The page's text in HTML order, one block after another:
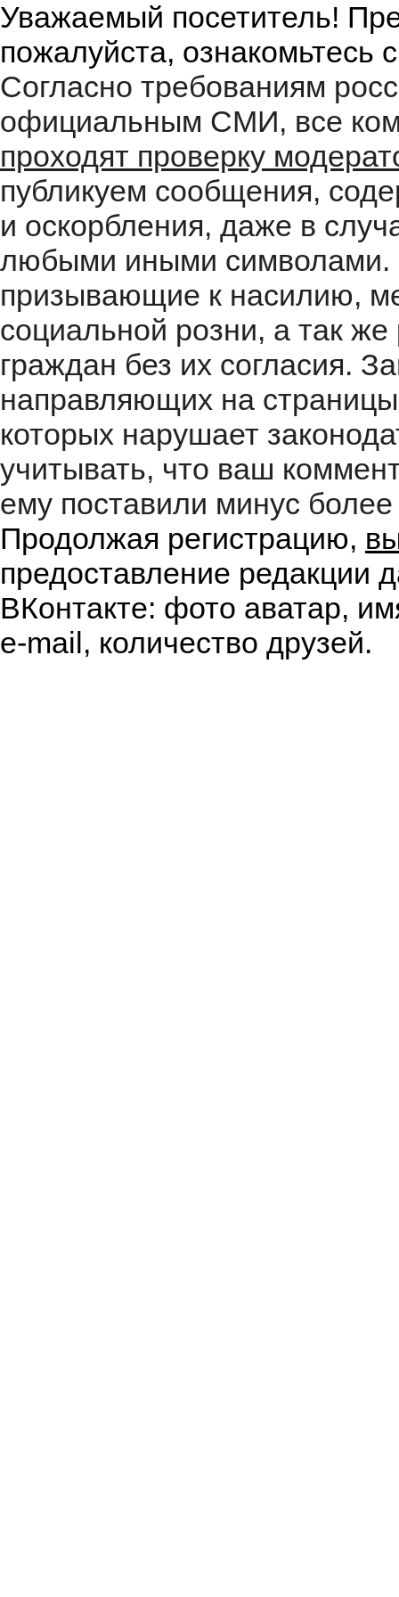
Уважаемый посетитель!
пожалуйста, ознакомьтесь
Согласно требованиям
официальным СМИ, все
проходят проверку
публикуем сообщения,
и оскорбления, даже в
любыми иными символами.
призывающие к насилию,
социальной розни, а так
граждан без их согласия.
направляющих на
которых нарушает
учитывать, что ваш
ему поставили минус
Продолжая регистрацию,
предоставление редакции
ВКонтакте: фото аватар,
e-mail, количество друзей.